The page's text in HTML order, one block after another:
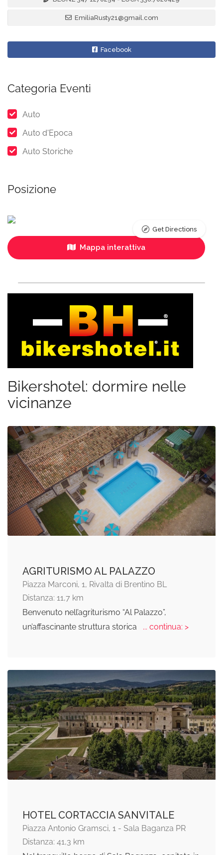
EmiliaRusty21@gmail.com
Facebook
Categoria Eventi
Auto
Auto d'Epoca
Auto Storiche
Posizione
Mappa interattiva
Get Directions
Bikershotel: dormire nelle
vicinanze
AGRITURISMO AL PALAZZO
Piazza Marconi, 1, Rivalta di Brentino BL
Distanza: 11,7 km
Benvenuto nell’agriturismo “Al Palazzo”,
un’affascinante struttura storica
... continua: >
HOTEL CORTACCIA SANVITALE
Piazza Antonio Gramsci, 1 - Sala Baganza PR
Distanza: 41,3 km